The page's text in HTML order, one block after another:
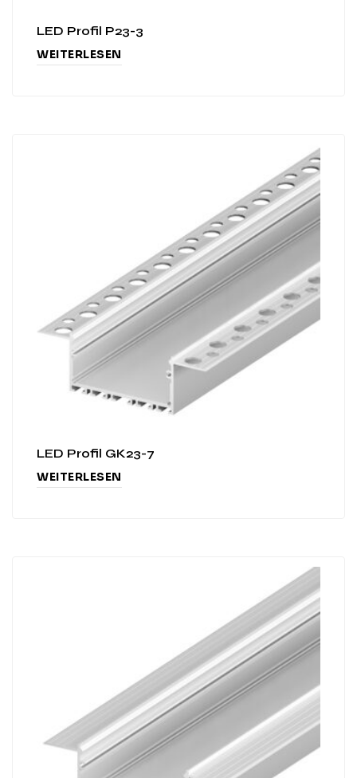
LED Profil P23-3
WEITERLESEN
LED Profil GK23-7
WEITERLESEN